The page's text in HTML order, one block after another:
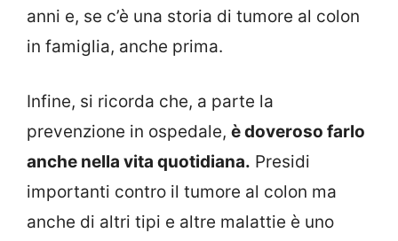
anni e, se c’è una storia di tumore al colon
in famiglia, anche prima.
Infine, si ricorda che, a parte la
prevenzione in ospedale, è doveroso farlo
anche nella vita quotidiana. Presidi
importanti contro il tumore al colon ma
anche di altri tipi e altre malattie è uno